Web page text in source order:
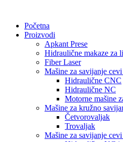
sadržajPočetna
Proizvodi
Apkant Prese
Hidraulične makaze za
Fiber Laser
Mašine za savijanje
Hidraulične CNC
Hidraulične NC
Motorne mašine
Mašine za kružno
Četvorovaljak
Trovaljak
Mašine za savijanje